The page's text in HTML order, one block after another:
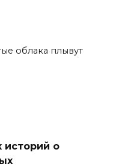
облака плывут
историй о